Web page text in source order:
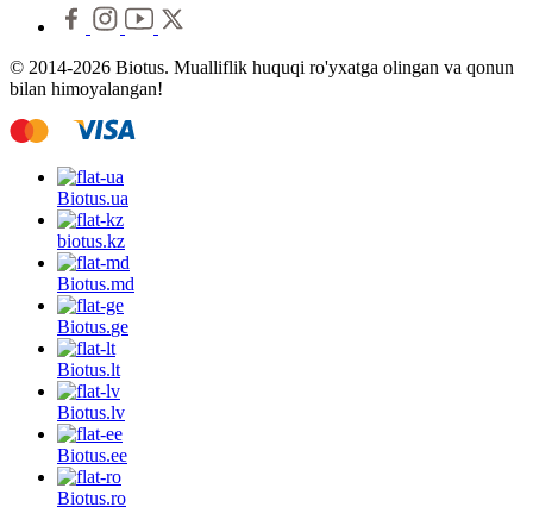
© 2014-2026 Biotus. Mualliflik huquqi ro'yxatga olingan va qonun
bilan himoyalangan!
Biotus.ua
biotus.kz
Biotus.md
Biotus.ge
Biotus.lt
Biotus.lv
Biotus.ee
Biotus.ro